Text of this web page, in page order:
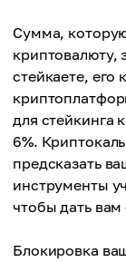
Сумма,
криптовалюту,
стейкаете, его
для стейкинга
6%.
предсказать
инструменты
чтобы дать
Блокировка